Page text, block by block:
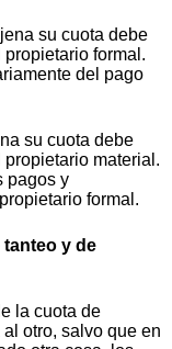
su cuota debe
formal.
del pago
su cuota debe
material.
pagos y
formal.
y de
la cuota de
otro, salvo que en